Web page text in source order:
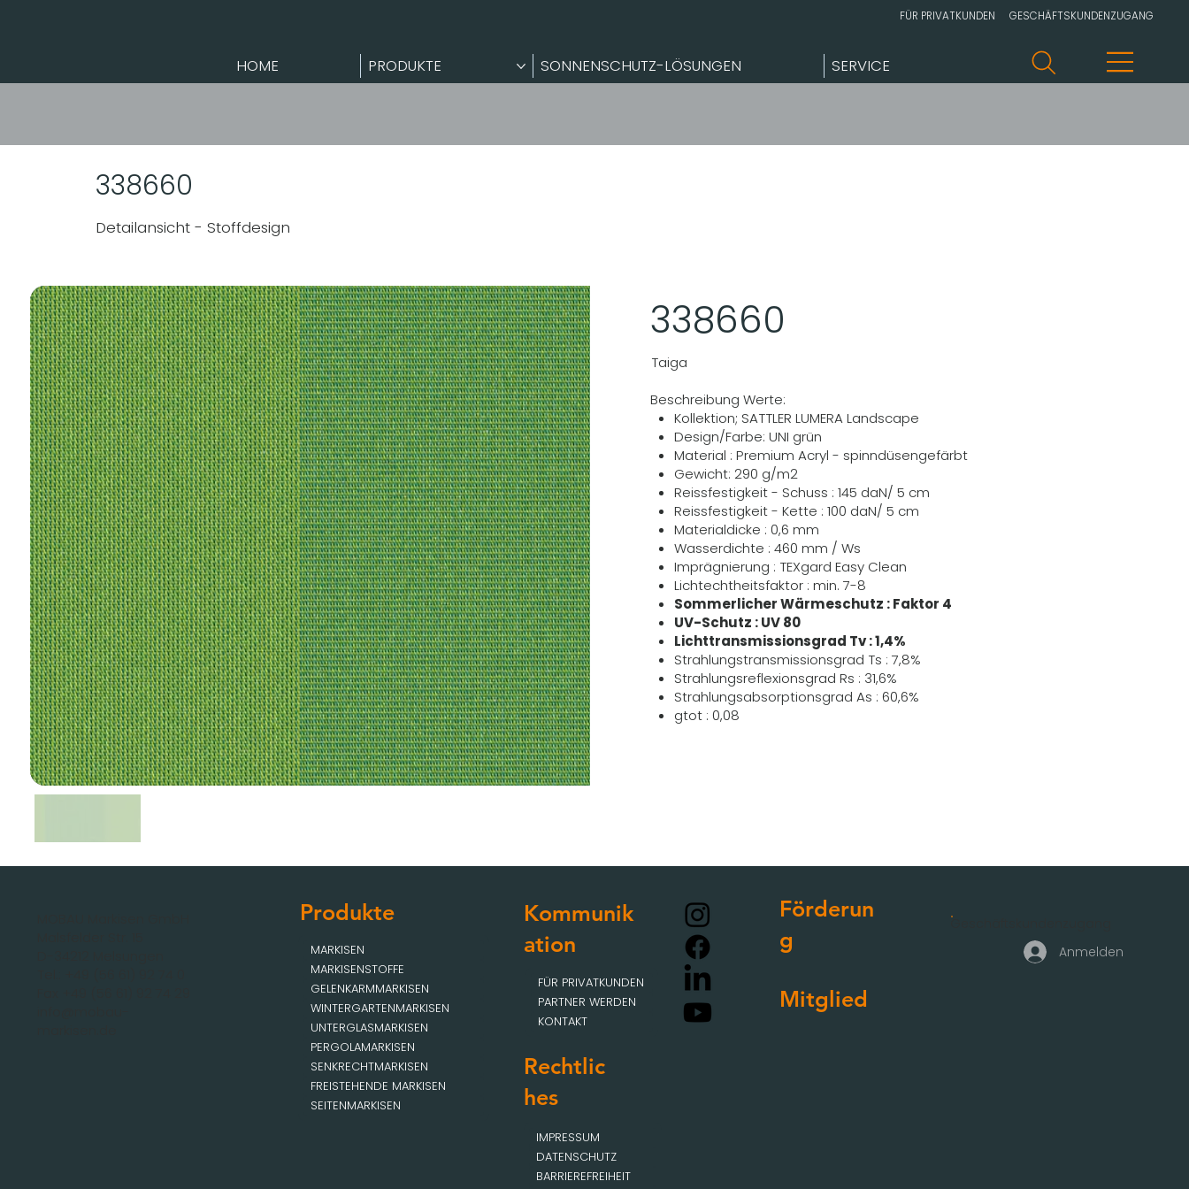
HOME PRODUKTE SONNENSCHUTZ-LÖSUNGEN SERVICE
FÜR PRIVATKUNDEN GESCHÄFTSKUNDENZUGANG
338660
Detailansicht - Stoffdesign
338660
Taiga
Beschreibung Werte:
Kollektion; SATTLER LUMERA Landscape
Design/Farbe: UNI grün
Material : Premium Acryl - spinndüsengefärbt
Gewicht: 290 g/m2
Reissfestigkeit - Schuss : 145 daN/ 5 cm
Reissfestigkeit - Kette : 100 daN/ 5 cm
Materialdicke : 0,6 mm
Wasserdichte : 460 mm / Ws
Imprägnierung : TEXgard Easy Clean
Lichtechtheitsfaktor : min. 7-8
Sommerlicher Wärmeschutz : Faktor 4
UV-Schutz : UV 80
Lichttransmissionsgrad Tv : 1,4%
Strahlungstransmissionsgrad Ts : 7,8%
Strahlungsreflexionsgrad Rs : 31,6%
Strahlungsabsorptionsgrad As : 60,6%
gtot : 0,08
Produkte
MARKISEN
MARKISENSTOFFE
GELENKARMMARKISEN
WINTERGARTENMARKISEN
UNTERGLASMARKISEN
PERGOLAMARKISEN
SENKRECHTMARKISEN
FREISTEHENDE MARKISEN
SEITENMARKISEN
Kommunik
ation
FÜR PRIVATKUNDEN
PARTNER WERDEN
KONTAKT
Rechtlic
hes
IMPRESSUM
DATENSCHUTZ
BARRIEREFREIHEIT
Förderun
g
Mitglied
Anmelden